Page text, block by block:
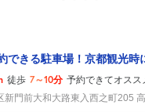
できる駐車場！京都観光時
徒歩 7～10分 予約できてオスス
新門前大和大路東入西之町205